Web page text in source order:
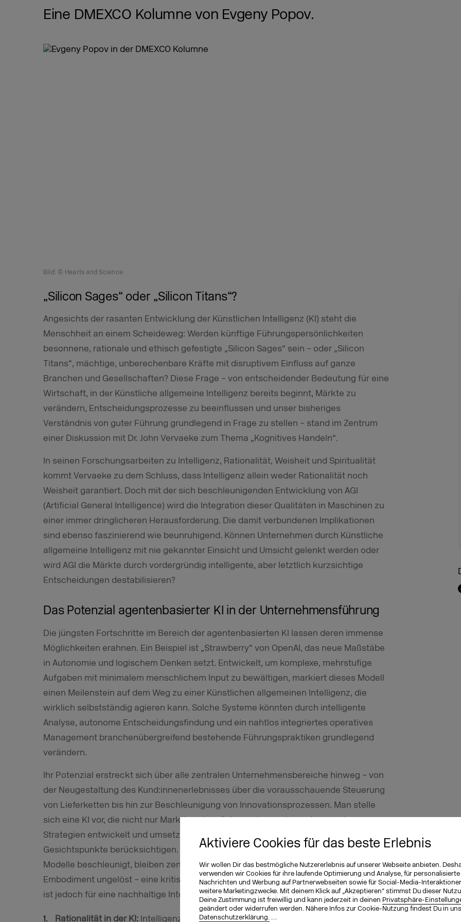
Aktiviere Cookies für das beste Erlebnis
Wir wollen Dir das bestmögliche Nutzererlebnis auf unserer Webseite anbieten.
verwenden wir Cookies für ihre laufende Optimierung und Analyse, für personalisierte
Nachrichten und Werbung auf Partnerwebseiten sowie für Social-Media-
weitere Marketingzwecke. Mit deinem Klick auf „Akzeptieren“ stimmst Du dieser
Deine Zustimmung ist freiwillig und kann jederzeit in deinen Privatsphäre-
geändert oder widerrufen werden. Nähere Infos zur Cookie-Nutzung findest Du in
Datenschutzerklärung. …
Eine DMEXCO Kolumne von Evgeny Popov.
Bild: © Hearts and Science
„Silicon Sages“ oder „Silicon Titans“?
Angesichts der rasanten Entwicklung der Künstlichen Intelligenz (KI) steht die
Menschheit an einem Scheideweg: Werden künftige Führungspersönlichkeiten
besonnene, rationale und ethisch gefestigte „Silicon Sages“ sein – oder „Silicon
Titans“, mächtige, unberechenbare Kräfte mit disruptivem Einfluss auf ganze
Branchen und Gesellschaften? Diese Frage – von entscheidender Bedeutung für eine
Wirtschaft, in der Künstliche allgemeine Intelligenz bereits beginnt, Märkte zu
verändern, Entscheidungsprozesse zu beeinflussen und unser bisheriges
Verständnis von guter Führung grundlegend in Frage zu stellen – stand im Zentrum
einer Diskussion mit Dr. John Vervaeke zum Thema „Kognitives Handeln“.
In seinen Forschungsarbeiten zu Intelligenz, Rationalität, Weisheit und Spiritualität
kommt Vervaeke zu dem Schluss, dass Intelligenz allein weder Rationalität noch
Weisheit garantiert. Doch mit der sich beschleunigenden Entwicklung von AGI
(Artificial General Intelligence) wird die Integration dieser Qualitäten in Maschinen zu
einer immer dringlicheren Herausforderung. Die damit verbundenen Implikationen
sind ebenso faszinierend wie beunruhigend. Können Unternehmen durch Künstliche
allgemeine Intelligenz mit nie gekannter Einsicht und Umsicht gelenkt werden oder
wird AGI die Märkte durch vordergründig intelligente, aber letztlich kurzsichtige
Entscheidungen destabilisieren?
Das Potenzial agentenbasierter KI in der Unternehmensführung
Die jüngsten Fortschritte im Bereich der agentenbasierten KI lassen deren immense
Möglichkeiten erahnen. Ein Beispiel ist „Strawberry“ von OpenAI, das neue Maßstäbe
in Autonomie und logischem Denken setzt. Entwickelt, um komplexe, mehrstufige
Aufgaben mit minimalem menschlichem Input zu bewältigen, markiert dieses Modell
einen Meilenstein auf dem Weg zu einer Künstlichen allgemeinen Intelligenz, die
wirklich selbstständig agieren kann. Solche Systeme könnten durch intelligente
Analyse, autonome Entscheidungsfindung und ein nahtlos integriertes operatives
Management branchenübergreifend bestehende Führungspraktiken grundlegend
verändern.
Ihr Potenzial erstreckt sich über alle zentralen Unternehmensbereiche hinweg – von
der Neugestaltung des Kund:innenerlebnisses über die vorausschauende Steuerung
von Lieferketten bis hin zur Beschleunigung von Innovationsprozessen. Man stelle
sich eine KI vor, die nicht nur Markttrends präzise vorhersagt, sondern auch
Strategien entwickelt und umsetzt, die langfristige Nachhaltigkeit und ethische
Gesichtspunkte berücksichtigen. Während sich die Entwicklung agentenbasierter KI-
Modelle beschleunigt, bleiben zentrale Fragen zu Rationalität, Weisheit und
Embodiment ungelöst – eine kritische Auseinandersetzung mit diesen Dimensionen
ist jedoch für eine nachhaltige Integration in betriebliche Prozesse unabdingbar:
Rationalität in der KI: Intelligenz allein – so wie sie in heutigen KI-Modellen